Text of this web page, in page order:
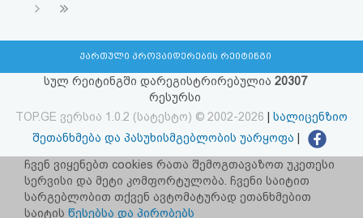
ქართული პროვაიდერების რეიტინგი
სულ რეიტინგში დარეგისტრირებულია 20307
რესურსი
TOP.GE ვერსია 1.0.2 (სატესტო) © 2002-2026
სალიცენზიო
შეთანხმება და პასუხისმგებლობის უარყოფა
facebook.com/TOP.GE
იხილეთ TOP.GE - ის ძველი ვერსია ბმულზე
ჩვენ ვიყენებთ cookies რათა შემოგთავაზოთ უკეთესი
სერვისი და მეტი კომფორტულობა. ჩვენი საიტით
სარგებლობით თქვენ ავტომატურად ეთანხმებით
საიტის წესებსა და პირობებს